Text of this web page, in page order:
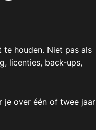
houden. Niet pas als
licenties, back-ups,
je over één of twee jaar